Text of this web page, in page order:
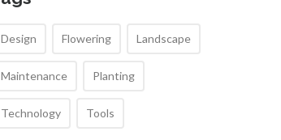
Design Flowering Landscape
Maintenance Planting
Technology Tools